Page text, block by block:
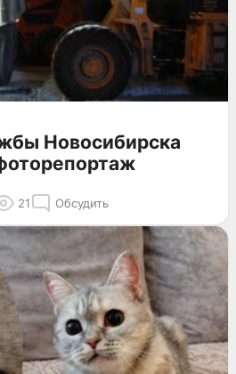
Новосибирска
21 Обсудить